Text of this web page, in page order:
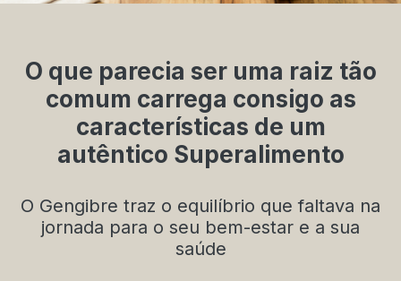
O que parecia ser uma raiz tão
comum carrega consigo as
características de um
autêntico Superalimento
O Gengibre traz o equilíbrio que faltava na
jornada para o seu bem-estar e a sua
saúde